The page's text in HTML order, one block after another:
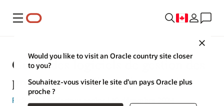
Menu
Would you like to visit an Oracle country site closer
to you?
Souhaitez-vous visiter le site d’un pays Oracle plus
proche ?
Guide des logiciels de gestion des
programmes d'investissement
Rick Bell